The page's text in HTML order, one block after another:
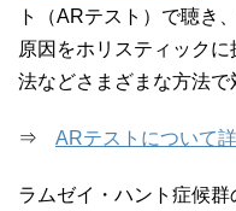
ト（ARテスト）で聴き
原因をホリスティック
法などさまざまな方法で
⇒ ARテストについて
ラムゼイ・ハント症候群